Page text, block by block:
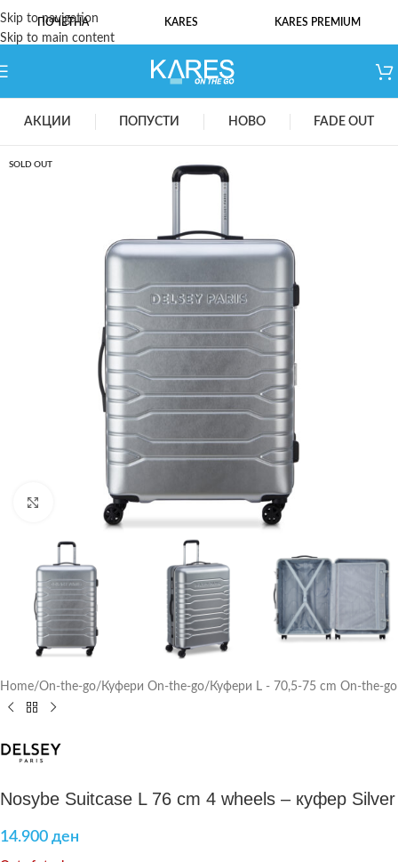
Skip to navigation
Skip to main content
ПОЧЕТНА KARES KARES PREMIUM
АКЦИИ ПОПУСТИ НОВО FADE OUT
SOLD OUT
Click to enlarge
Home/On-the-go/ Куфери On-the-go/ Куфери L - 70,5-75 cm On-the-go
Nosybe Suitcase L 76 cm 4 wheels – куфер Silver
14.900 ден